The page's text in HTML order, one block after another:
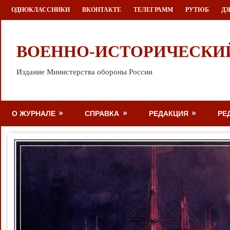
Перейти
к
ОДНОКЛАССНИКИ ВКОНТАКТЕ ТЕЛЕГРАММ РУТЮБ
ВОЕННО-
Издание Министерства обороны России
О ЖУРНАЛЕ СПРАВКА РЕДАКЦИЯ